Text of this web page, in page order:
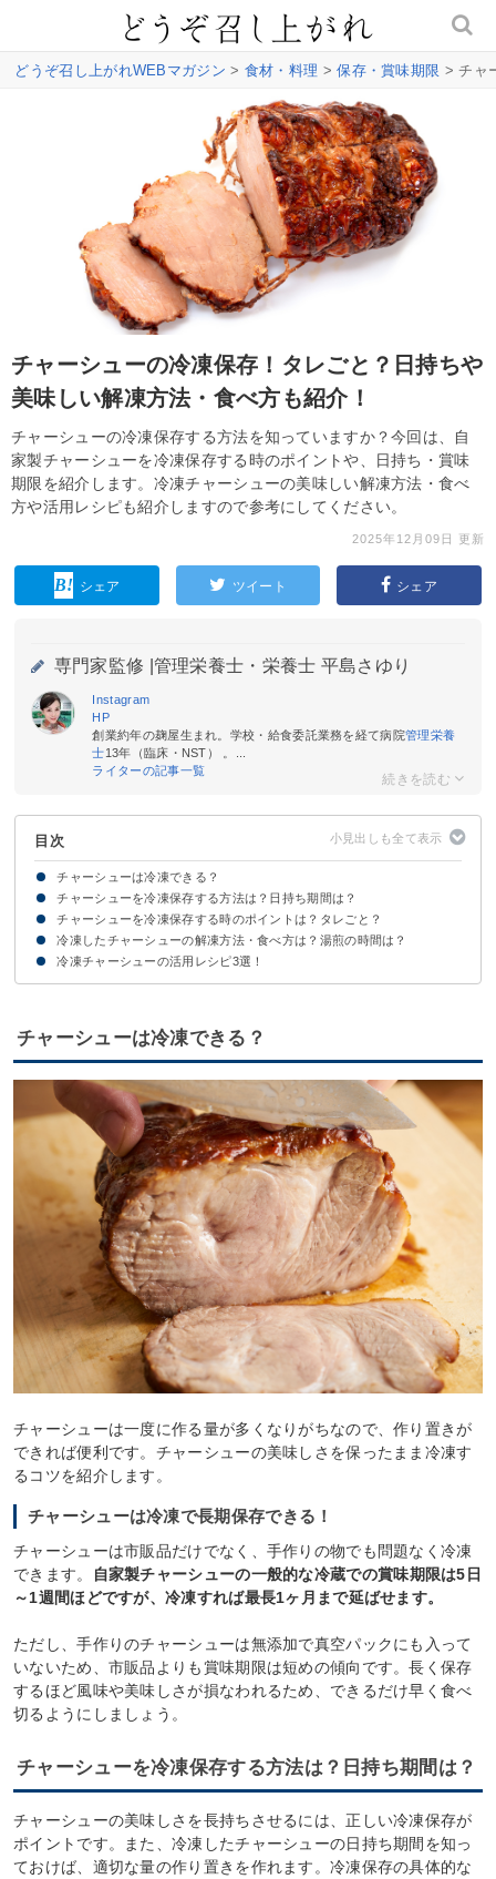
どうぞ召し上がれWEBマガジン > 食材・料理 >保存・賞味期限 > チャ
チャーシューの冷凍保存！タレごと？日持ちや
美味しい解凍方法・食べ方も紹介！
チャーシューの冷凍保存する方法を知っていますか？今回は、自
家製チャーシューを冷凍保存する時のポイントや、日持ち・賞味
期限を紹介します。冷凍チャーシューの美味しい解凍方法・食べ
方や活用レシピも紹介しますので参考にしてください。
2025年12月09日 更新
シェア ツイート シェア
専門家監修 | 管理栄養士・栄養士 平島さゆり
Instagram
HP
創業約年の麹屋生まれ。学校・給食委託業務を経て病院管理栄養
士13年（臨床・NST） 。...
ライターの記事一覧
目次
チャーシューは冷凍できる？
チャーシューは冷凍で長期保存できる！
チャーシューを冷凍保存する方法は？日持ち期間は？
チャーシューの冷凍方法
冷凍したチャーシューの保存期間
チャーシューを冷凍保存する時のポイントは？タレごと？
①しっかり粗熱をとる
②タレは別で冷凍するのがおすすめ
③ブロックのまま冷凍する
④濃い味付けにする
冷凍したチャーシューの解凍方法・食べ方は？湯煎の時間は？
冷凍したチャーシューは自然解凍がおすすめ
電子レンジ・湯煎での解凍はおすすめしない
冷凍チャーシューの活用レシピ3選！
①ネギチャーシューのピリ辛和え
②チャーシューオムレツ
③炒飯
チャーシューは冷凍できる？
チャーシューは一度に作る量が多くなりがちなので、作り置きが
できれば便利です。チャーシューの美味しさを保ったまま冷凍す
るコツを紹介します。
チャーシューは冷凍で長期保存できる！
チャーシューは市販品だけでなく、手作りの物でも問題なく冷凍
できます。
自家製チャーシューの一般的な冷蔵での賞味期限は5日
～1週間ほどですが、冷凍すれば最長1ヶ月まで延ばせます。
ただし、手作りのチャーシューは無添加で真空パックにも入って
いないため、市販品よりも賞味期限は短めの傾向です。長く保存
するほど風味や美味しさが損なわれるため、できるだけ早く食べ
切るようにしましょう。
チャーシューを冷凍保存する方法は？日持ち期間は？
チャーシューの美味しさを長持ちさせるには、正しい冷凍保存が
ポイントです。また、冷凍したチャーシューの日持ち期間を知っ
ておけば、適切な量の作り置きを作れます。冷凍保存の具体的な